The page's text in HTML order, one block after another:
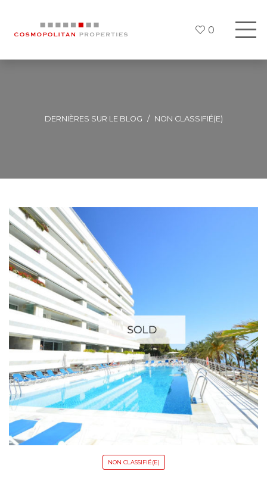
0
DERNIÈRES SUR LE BLOG NON CLASSIFIÉ(E)
NON CLASSIFIÉ(E)